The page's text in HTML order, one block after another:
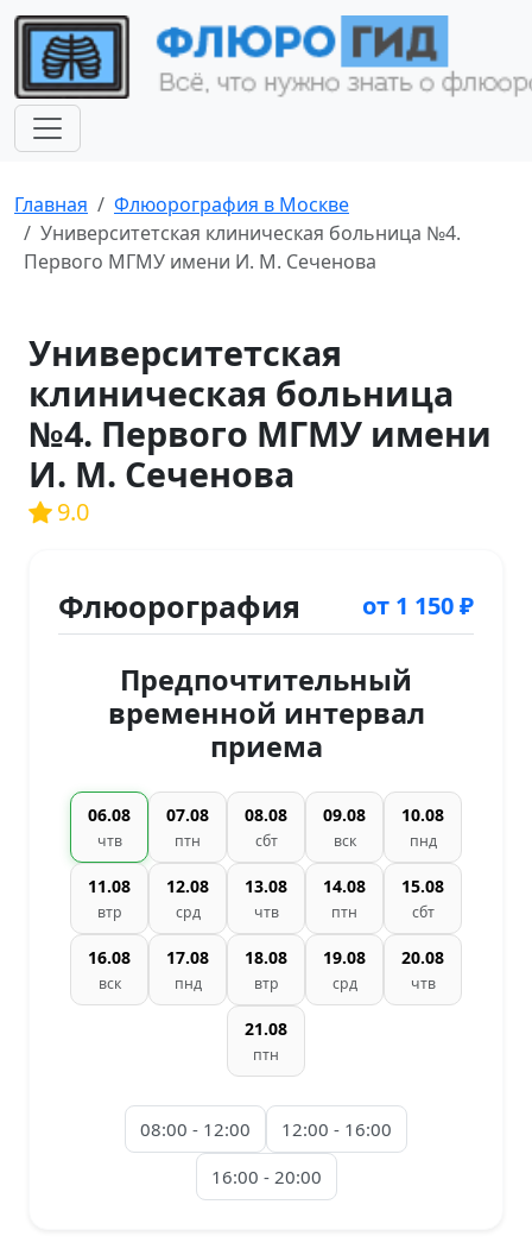
Главная
Флюорография в Москве
Университетская клиническая больница №4.
Первого МГМУ имени И. М. Сеченова
Университетская
клиническая больница
№4. Первого МГМУ имени
И. М. Сеченова
9.0
Флюорография от 1 150 ₽
Предпочтительный
временной интервал
приема
06.08
чтв
07.08
птн
08.08
сбт
09.08
вск
10.08
пнд
11.08
втр
12.08
срд
13.08
чтв
14.08
птн
15.08
сбт
16.08
вск
17.08
пнд
18.08
втр
19.08
срд
20.08
чтв
21.08
птн
08:00 - 12:00
12:00 - 16:00
16:00 - 20:00